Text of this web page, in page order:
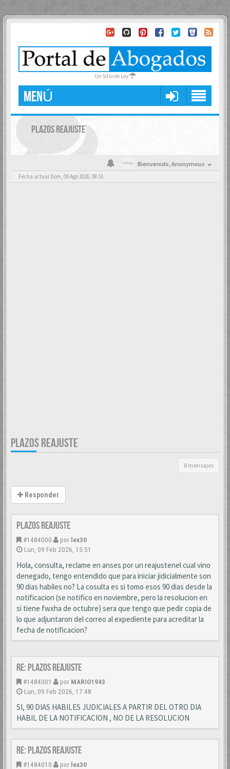
Un Sitio de Ley
MENÚ
PLAZOS REAJUSTE
Bienvenido,Anonymous
Fecha actual Dom, 09 Ago 2026, 08:51
PLAZOS REAJUSTE
8 mensajes
Responder
PLAZOS REAJUSTE
#1484000 por lex30
Lun, 09 Feb 2026, 15:51
Hola, consulta, reclame en anses por un reajustenel cual vino
denegado, tengo entendido que para iniciar jidicialmente son
90 dias habiles no? La cosulta es si tomo esos 90 dias desde la
notificacion (se notifico en noviembre, pero la resolucion en
si tiene fwxha de octubre) sera que tengo que pedir copia de
lo que adjuntaron del correo al expediente para acreditar la
fecha de notificacion?
Re: PLAZOS REAJUSTE
#1484001 por MARIO1943
Lun, 09 Feb 2026, 17:48
SI, 90 DIAS HABILES JUDICIALES A PARTIR DEL OTRO DIA
HABIL DE LA NOTIFICACION , NO DE LA RESOLUCION
Re: PLAZOS REAJUSTE
#1484010 por lex30